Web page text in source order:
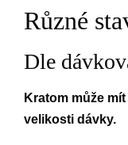
Různé
Dle
Kratom může
velikosti dávky.